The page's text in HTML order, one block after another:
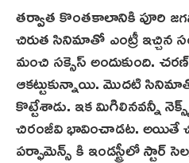
తర్వాత కొంతకాలానికి పూరి
చిరుత సినిమాతో ఎంట్రీ
మంచి సక్సెస్ అందుకుంది.
ఆకట్టుకున్నాయి. మొదటి
కొట్టేశాడు. ఇక మిగిలినవన్నీ
చిరంజీవి భావించాడట. అయితే
పర్ఫామెన్స్ కి ఇండస్ట్రీలో స్టార్